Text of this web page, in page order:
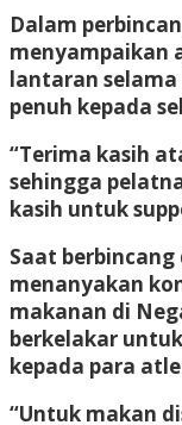
Dalam
menyampaikan
lantaran
penuh kepada
“Terima kasih
sehingga
kasih untuk
Saat
menanyakan
makanan di
berkelakar
kepada para
“Untuk makan